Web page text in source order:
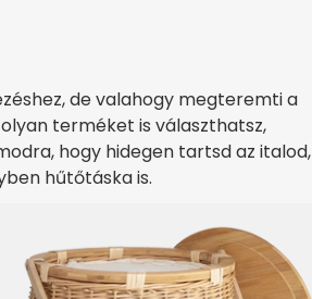
de valahogy megteremti a
terméket is választhatsz,
hogy hidegen tartsd az italod,
hűtőtáska is.